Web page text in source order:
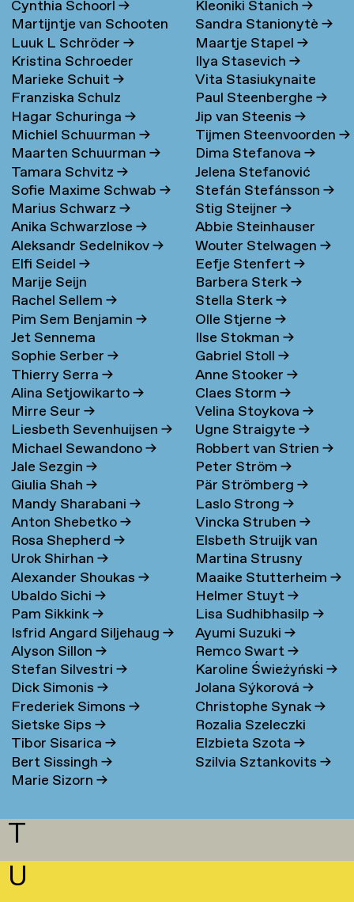
Cynthia Schoorl→
Martijntje van Schooten
→
Luuk L Schröder→
Kristina Schroeder
Marieke Schuit→
Franziska Schulz
Hagar Schuringa→
Michiel Schuurman→
Maarten Schuurman→
Tamara Schvitz→
Sofie Maxime Schwab→
Marius Schwarz→
Anika Schwarzlose→
Aleksandr Sedelnikov→
Elfi Seidel→
Marije Seijn
Rachel Sellem→
Pim Sem Benjamin→
Jet Sennema
Sophie Serber→
Thierry Serra→
Alina Setjowikarto→
Mirre Seur→
Liesbeth Sevenhuijsen→
Michael Sewandono→
Jale Sezgin→
Giulia Shah→
Mandy Sharabani→
Anton Shebetko→
Rosa Shepherd→
Urok Shirhan→
Alexander Shoukas→
Ubaldo Sichi→
Pam Sikkink→
Isfrid Angard Siljehaug→
Alyson Sillon→
Stefan Silvestri→
Dick Simonis→
Frederiek Simons→
Sietske Sips→
Tibor Sisarica→
Bert Sissingh→
Marie Sizorn→
Kleoniki Stanich→
Sandra Stanionytè→
Maartje Stapel→
Ilya Stasevich→
Vita Stasiukynaite
Paul Steenberghe→
Jip van Steenis→
Tijmen Steenvoorden→
Dima Stefanova→
Jelena Stefanović
Stefán Stefánsson→
Stig Steijner→
Abbie Steinhauser
Wouter Stelwagen→
Eefje Stenfert→
Barbera Sterk→
Stella Sterk→
Olle Stjerne→
Ilse Stokman→
Gabriel Stoll→
Anne Stooker→
Claes Storm→
Velina Stoykova→
Ugne Straigyte→
Robbert van Strien→
Peter Ström→
Pär Strömberg→
Laslo Strong→
Vincka Struben→
Elsbeth Struijk van
Bergen→
Martina Strusny
Maaike Stutterheim→
Helmer Stuyt→
Lisa Sudhibhasilp→
Ayumi Suzuki→
Remco Swart→
Karoline Świeżyński→
Jolana Sýkorová→
Christophe Synak→
Rozalia Szeleczki
Elzbieta Szota→
Szilvia Sztankovits→
T
U